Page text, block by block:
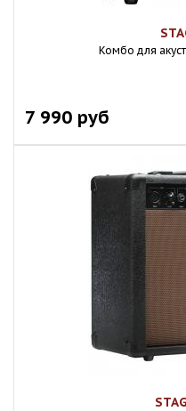
Комбо для
7 990 руб